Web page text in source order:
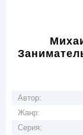
Автор:
Жанр:
Серия: